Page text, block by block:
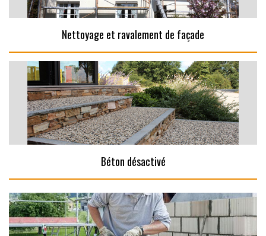
Nettoyage et ravalement de façade
Béton désactivé